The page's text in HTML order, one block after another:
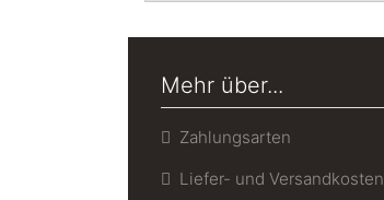
Mehr über...
Zahlungsarten
Liefer- und Versandkosten